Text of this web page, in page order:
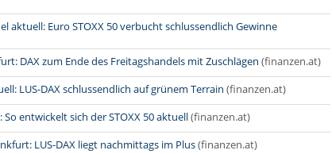
aktuell: Euro STOXX 50 verbucht schlussendlich Gewinne
DAX zum Ende des Freitagshandels mit Zuschlägen (finanzen.at)
LUS-DAX schlussendlich auf grünem Terrain (finanzen.at)
So entwickelt sich der STOXX 50 aktuell(finanzen.at)
LUS-DAX liegt nachmittags im Plus(finanzen.at)